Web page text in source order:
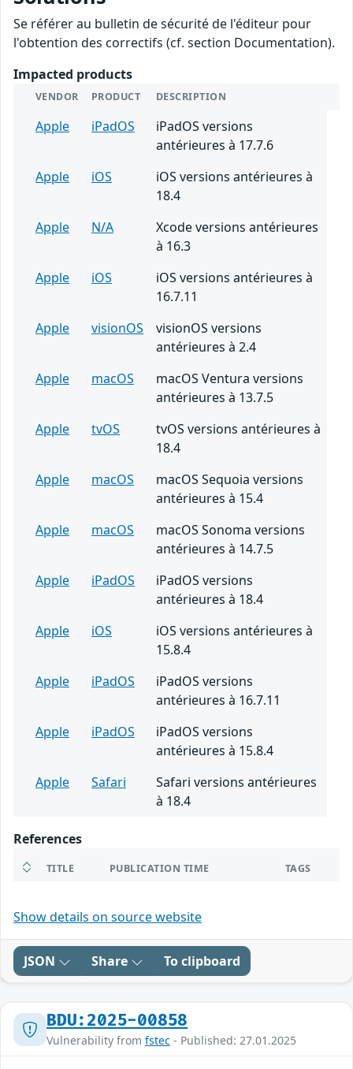
Se référer au bulletin de sécurité de l'éditeur pour
l'obtention des correctifs (cf. section Documentation).
Impacted products
VENDOR PRODUCT DESCRIPTION
Apple iPadOS
iPadOS versions
antérieures à 17.7.6
Apple
iOS
iOS versions antérieures à
18.4
Apple
N/A
Xcode versions antérieures
à 16.3
Apple
iOS
iOS versions antérieures à
16.7.11
Apple
visionOS
visionOS versions
antérieures à 2.4
Apple
macOS
macOS Ventura versions
antérieures à 13.7.5
Apple
tvOS
tvOS versions antérieures à
18.4
Apple
macOS
macOS Sequoia versions
antérieures à 15.4
Apple
macOS
macOS Sonoma versions
antérieures à 14.7.5
Apple
iPadOS
iPadOS versions
antérieures à 18.4
Apple
iOS
iOS versions antérieures à
15.8.4
Apple
iPadOS
iPadOS versions
antérieures à 16.7.11
Apple
iPadOS
iPadOS versions
antérieures à 15.8.4
Apple
Safari
Safari versions antérieures
à 18.4
References
TITLE PUBLICATION TIME TAGS
Show details on source website
JSON Share To clipboard
BDU:2025-00858
Vulnerability from fstec - Published: 27.01.2025